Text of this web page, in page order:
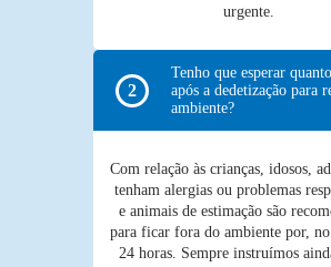
urgente.
Tenho que esperar
após a dedetização para
ambiente?
Com relação às crianças, idosos,
tenham alergias ou problemas
e animais de estimação são
para ficar fora do ambiente por,
24 horas. Sempre instruímos